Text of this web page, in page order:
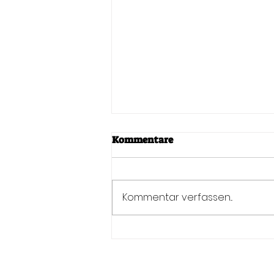
2020/21-es tanév
Kedves Gyerekek! A járványügyi
formában működik a TRIERI
MAGYAR ISKOLA....
Kommentare
Kommentar verfassen...